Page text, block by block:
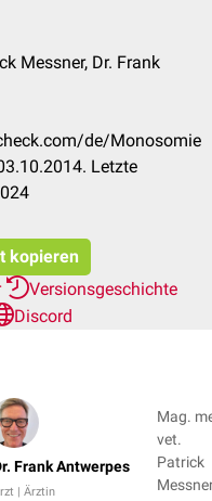
Messner, Dr. Frank
de/Monosomie
Letzte
kopieren
Versionsgeschichte
Discord
Frank Antwerpes
| Ärztin
Mag.
vet.
Patrick